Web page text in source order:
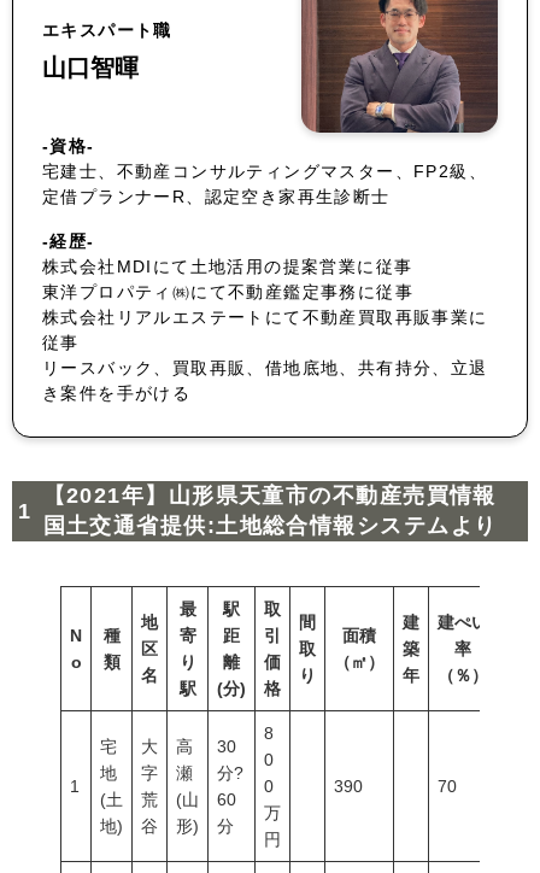
エキスパート職
山口智暉
-資格-
宅建士、不動産コンサルティングマスター、FP2級、
定借プランナーR、認定空き家再生診断士
-経歴-
株式会社MDIにて土地活用の提案営業に従事
東洋プロパティ㈱にて不動産鑑定事務に従事
株式会社リアルエステートにて不動産買取再販事業に
従事
リースバック、買取再販、借地底地、共有持分、立退
き案件を手がける
【2021年】山形県天童市の不動産売買情報
国土交通省提供:土地総合情報システムより
N
o
種
類
地
区
名
最
寄
り
駅
駅
距
離
(分)
取
引
価
格
間
取
り
面積
（㎡）
建
築
年
建ぺい
率
（％）
1
宅
地
(土
地)
大
字
荒
谷
高
瀬
(山
形)
30
分?
60
分
8
0
0
万
円
390 70